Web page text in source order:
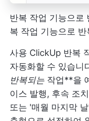
반복 작업 기능으로
복 작업 기능으로
사용 ClickUp 반복
자동화할 수 있습니
반복되는 작업**을
이스 발행, 후속 조
또는 '매월 마지막